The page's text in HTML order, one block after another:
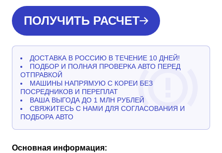
ПОЛУЧИТЬ РАСЧЕТ
ДОСТАВКА В РОССИЮ В ТЕЧЕНИЕ 10 ДНЕЙ!
ПОДБОР И ПОЛНАЯ ПРОВЕРКА АВТО ПЕРЕД
ОТПРАВКОЙ
МАШИНЫ НАПРЯМУЮ С КОРЕИ БЕЗ
ПОСРЕДНИКОВ И ПЕРЕПЛАТ
ВАША ВЫГОДА ДО 1 МЛН РУБЛЕЙ
СВЯЖИТЕСЬ С НАМИ ДЛЯ СОГЛАСОВАНИЯ И
ПОДБОРА АВТО
Основная информация: